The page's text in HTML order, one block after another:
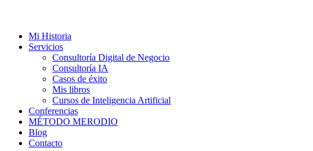
Mi Historia
Servicios
Consultoría Digital de Negocio
Consultoría IA
Casos de éxito
Mis libros
Cursos de Inteligencia Artificial
Conferencias
MÉTODO MERODIO
Blog
Contacto